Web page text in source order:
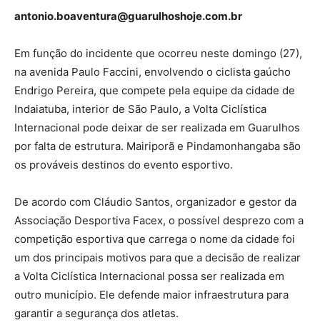
antonio.boaventura@guarulhoshoje.com.br
Em função do incidente que ocorreu neste domingo (27),
na avenida Paulo Faccini, envolvendo o ciclista gaúcho
Endrigo Pereira, que compete pela equipe da cidade de
Indaiatuba, interior de São Paulo, a Volta Ciclística
Internacional pode deixar de ser realizada em Guarulhos
por falta de estrutura. Mairiporã e Pindamonhangaba são
os prováveis destinos do evento esportivo.
De acordo com Cláudio Santos, organizador e gestor da
Associação Desportiva Facex, o possível desprezo com a
competição esportiva que carrega o nome da cidade foi
um dos principais motivos para que a decisão de realizar
a Volta Ciclística Internacional possa ser realizada em
outro município. Ele defende maior infraestrutura para
garantir a segurança dos atletas.